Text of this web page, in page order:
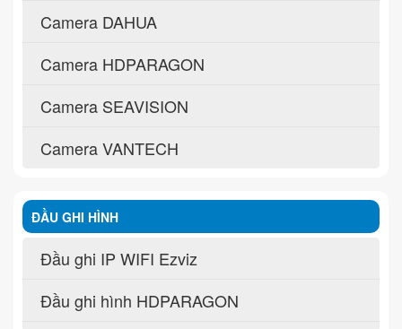
Camera DAHUA
Camera HDPARAGON
Camera SEAVISION
Camera VANTECH
ĐẦU GHI HÌNH
Đầu ghi IP WIFI Ezviz
Đầu ghi hình HDPARAGON